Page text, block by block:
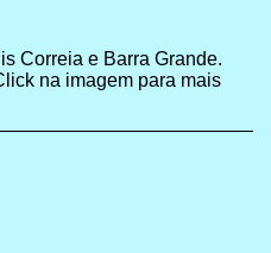
Correia e Barra Grande.
na imagem para mais